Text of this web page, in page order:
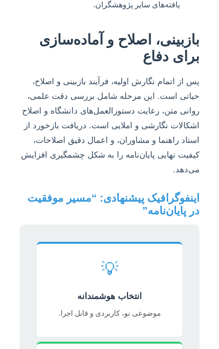
یافته‌های سایر پژوهشگران.
بازبینی، اصلاح و آماده‌سازی
برای دفاع
پس از اتمام نگارش اولیه، فرآیند بازبینی و اصلاح،
حیاتی است. این مرحله شامل بررسی دقت علمی،
روانی متن، رعایت دستورالعمل‌های دانشگاه و اصلاح
اشکالات نگارشی و املایی است. دریافت بازخورد از
استاد راهنما و مشاوران، و اعمال دقیق اصلاحات،
کیفیت نهایی پایان‌نامه را به شکل چشمگیری افزایش
می‌دهد.
اینفوگرافیک پیشنهادی: “مسیر موفقیت
در پایان‌نامه”
💡
انتخاب هوشمندانه
موضوعی نو، کاربردی و قابل اجرا.